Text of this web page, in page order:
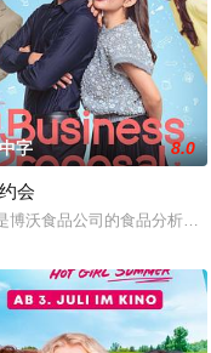
events following t
字 8.0
会
博沃食品公司的食品分析师